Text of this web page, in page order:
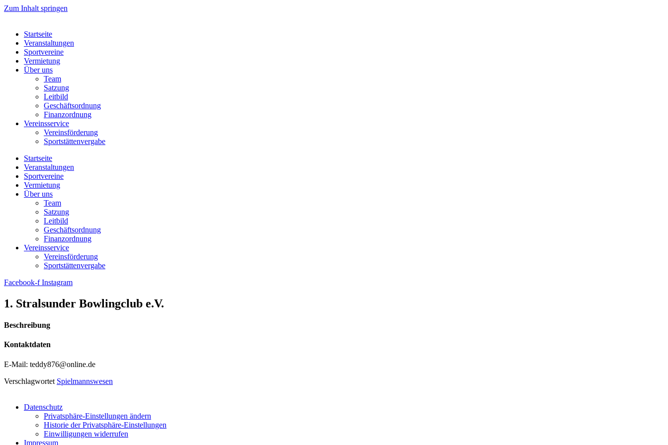
Zum Inhalt springen
Startseite
Veranstaltungen
Sportvereine
Vermietung
Über uns
Team
Satzung
Leitbild
Geschäftsordnung
Finanzordnung
Vereinsservice
Vereinsförderung
Sportstättenvergabe
Startseite
Veranstaltungen
Sportvereine
Vermietung
Über uns
Team
Satzung
Leitbild
Geschäftsordnung
Finanzordnung
Vereinsservice
Vereinsförderung
Sportstättenvergabe
Facebook-f Instagram
1. Stralsunder Bowlingclub e.V.
Beschreibung
Kontaktdaten
E-Mail: teddy876@online.de
Verschlagwortet Spielmannswesen
Datenschutz
Privatsphäre-Einstellungen ändern
Historie der Privatsphäre-Einstellungen
Einwilligungen widerrufen
Impressum